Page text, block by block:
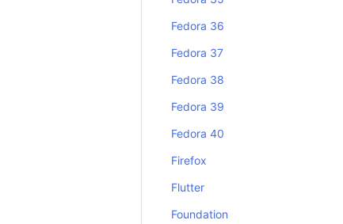
Fedora 36
Fedora 37
Fedora 38
Fedora 39
Fedora 40
Firefox
Flutter
Foundation